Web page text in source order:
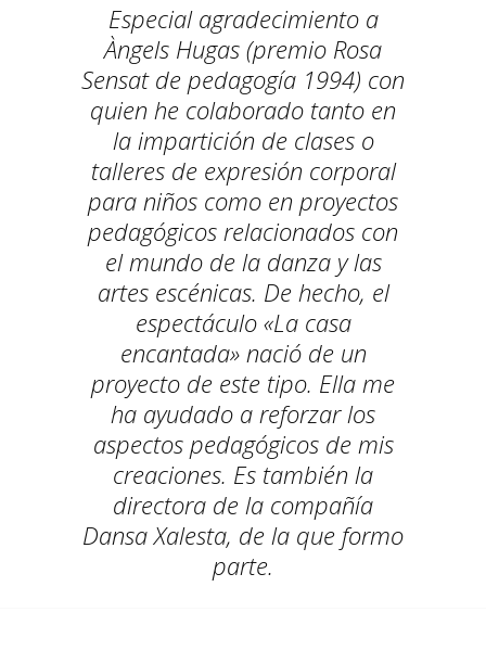
Especial agradecimiento a
Àngels Hugas (premio Rosa
Sensat de pedagogía 1994) con
quien he colaborado tanto en
la impartición de clases o
talleres de expresión corporal
para niños como en proyectos
pedagógicos relacionados con
el mundo de la danza y las
artes escénicas. De hecho, el
espectáculo «La casa
encantada» nació de un
proyecto de este tipo. Ella me
ha ayudado a reforzar los
aspectos pedagógicos de mis
creaciones. Es también la
directora de la compañía
Dansa Xalesta, de la que formo
parte.